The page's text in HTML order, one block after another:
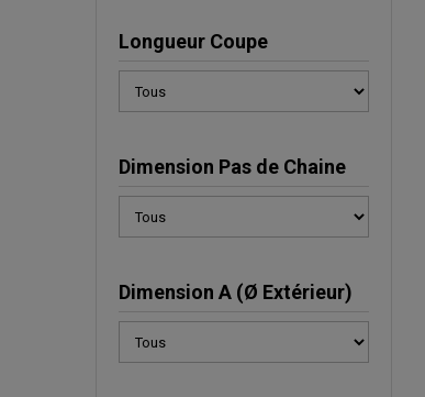
Longueur Coupe
Dimension Pas de Chaine
Dimension A (Ø Extérieur)